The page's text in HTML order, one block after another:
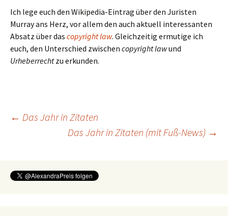
Ich lege euch den Wikipedia-Eintrag über den Juristen
Murray ans Herz, vor allem den auch aktuell interessanten
Absatz über das copyright law. Gleichzeitig ermutige ich
euch, den Unterschied zwischen copyright lawund
Urheberrechtzu erkunden.
Beitragsnavigation
← Das Jahr in Zitaten
Das Jahr in Zitaten (mit Fuß-News) →